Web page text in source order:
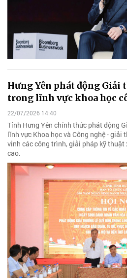
Hưng Yên phát động Giải
trong lĩnh vực khoa học
22/07/2026 14:40
Tỉnh Hưng Yên chính thức phát động
lĩnh vực Khoa học và Công nghệ - giải
vinh các công trình, giải pháp kỹ
cao.